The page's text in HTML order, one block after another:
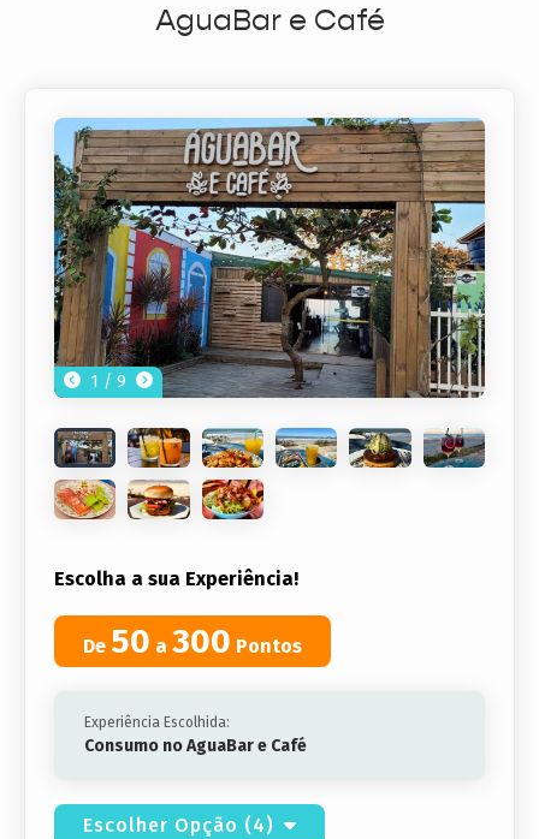
AguaBar e Café
1 / 9
Escolha a sua Experiência!
De 50 a 300 Pontos
Experiência Escolhida:
Consumo no AguaBar e Café
Escolher Opção (4)